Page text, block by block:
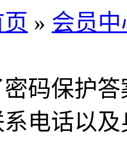
» 会员中
码保护
电话以